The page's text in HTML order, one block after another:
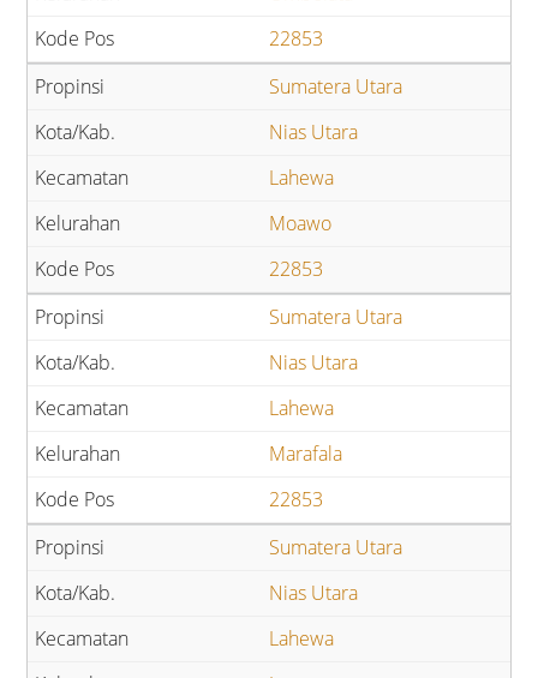
22853
Sumatera Utara
Nias Utara
Lahewa
Moawo
22853
Sumatera Utara
Nias Utara
Lahewa
Marafala
22853
Sumatera Utara
Nias Utara
Lahewa